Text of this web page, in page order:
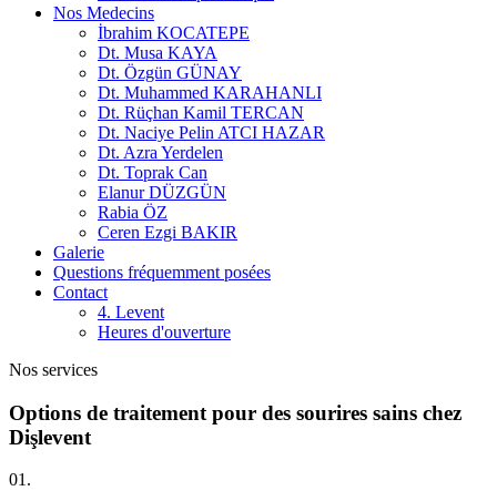
Nos Medecins
İbrahim KOCATEPE
Dt. Musa KAYA
Dt. Özgün GÜNAY
Dt. Muhammed KARAHANLI
Dt. Rüçhan Kamil TERCAN
Dt. Naciye Pelin ATCI HAZAR
Dt. Azra Yerdelen
Dt. Toprak Can
Elanur DÜZGÜN
Rabia ÖZ
Ceren Ezgi BAKIR
Galerie
Questions fréquemment posées
Contact
4. Levent
Heures d'ouverture
Nos services
Options de traitement pour des sourires sains chez
Dişlevent
01.